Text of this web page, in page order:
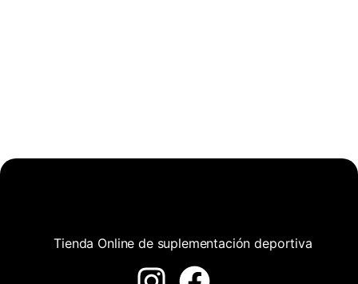
Tienda Online de suplementación deportiva